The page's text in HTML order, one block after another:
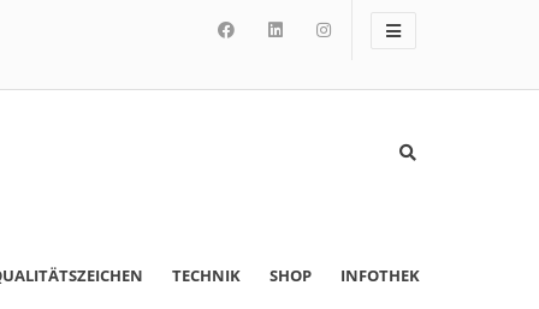
TECHNIK SHOP INFOTHEK